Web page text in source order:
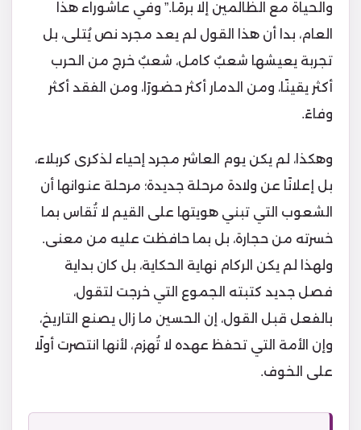
والحياة مع الظالمين إلا برمًا.” وفي عاشوراء هذا
العام، بدا أن هذا القول لم يعد مجرد نص يُتلى، بل
تجربة يعيشها شعبٌ كامل، شعبٌ خرج من الحرب
أكثر يقينًا، ومن الدمار أكثر حضورًا، ومن الفقد أكثر
وفاءً.
وهكذا، لم يكن يوم العاشر مجرد إحياء لذكرى كربلاء،
بل إعلانًا عن ولادة مرحلة جديدة؛ مرحلة عنوانها أن
الشعوب التي تبني هويتها على القيم لا تُقاس بما
خسرته من حجارة، بل بما حافظت عليه من معنى.
ولهذا لم يكن الركام نهاية الحكاية، بل كان بداية
فصل جديد كتبته الجموع التي خرجت لتقول،
بالفعل قبل القول، إن الحسين ما زال يصنع التاريخ،
وإن الأمة التي تحفظ عهده لا تُهزم، لأنها انتصرت أولًا
على الخوف.